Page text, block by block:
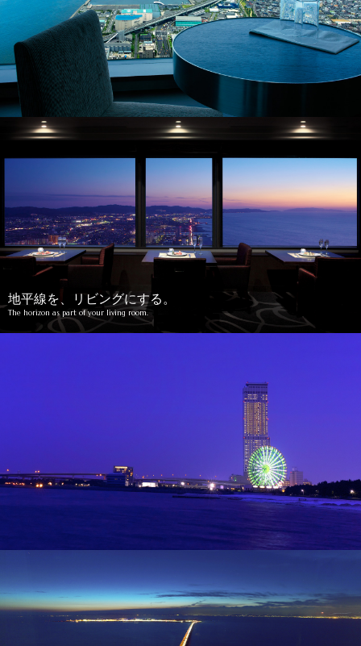
地平線を、リビングにする。
The horizon as part of your living room.